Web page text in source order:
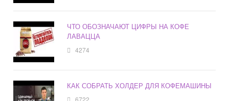
ЧТО ОБОЗНАЧАЮТ ЦИФРЫ НА КОФЕ
ЛАВАЦЦА
4274
КАК СОБРАТЬ ХОЛДЕР ДЛЯ КОФЕМАШИНЫ
6722